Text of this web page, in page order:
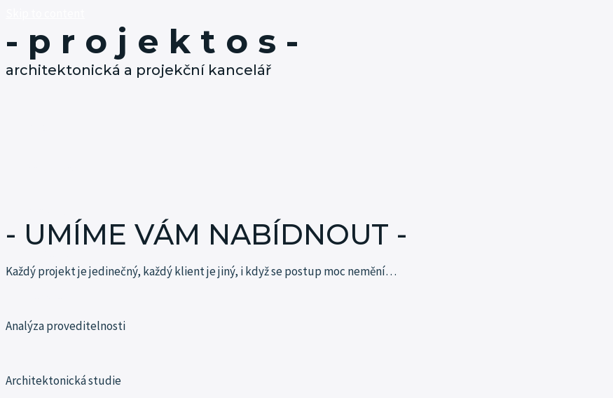
- p r o j e k t o s -
architektonická a projekční kancelář
- UMÍME VÁM NABÍDNOUT -
Každý projekt je jedinečný, každý klient je jiný, i když se postup moc nemění…
Analýza proveditelnosti
Architektonická studie